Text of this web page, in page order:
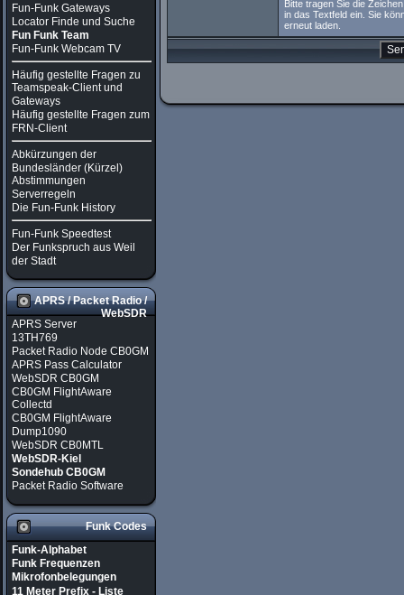
Fun-Funk Gateways
Locator Finde und Suche
Fun Funk Team
Fun-Funk Webcam TV
Häufig gestellte Fragen zu
Teamspeak-Client und
Gateways
Häufig gestellte Fragen zum
FRN-Client
Abkürzungen der
Bundesländer (Kürzel)
Abstimmungen
Serverregeln
Die Fun-Funk History
Fun-Funk Speedtest
Der Funkspruch aus Weil
der Stadt
APRS / Packet Radio /
WebSDR
APRS Server
13TH769
Packet Radio Node CB0GM
APRS Pass Calculator
WebSDR CB0GM
CB0GM FlightAware
Collectd
CB0GM FlightAware
Dump1090
WebSDR CB0MTL
WebSDR-Kiel
Sondehub CB0GM
Packet Radio Software
Funk Codes
Funk-Alphabet
Funk Frequenzen
Mikrofonbelegungen
11 Meter Prefix - Liste
Bitte tragen Sie die
in das Textfeld ein. Sie
erneut laden.